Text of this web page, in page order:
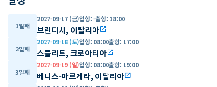
1일째
2027-09-17 (금)입항: -출항: 18:00
브린디시, 이탈리아open_in_new
2일째
2027-09-18 (토)입항: 08:00출항: 17:00
스플리트, 크로아티아open_in_new
3일째
2027-09-19 (일)입항: 08:00출항: 19:00
베니스-마르게라, 이탈리아open_in_new